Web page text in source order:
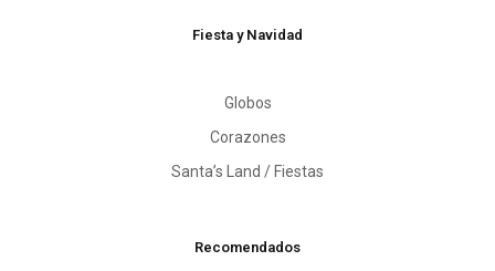
Fiesta y Navidad
Globos
Corazones
Santa’s Land / Fiestas
Recomendados